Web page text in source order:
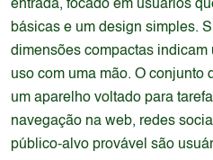
entrada, focado em usuários
básicas e um design simples.
dimensões compactas
uso com uma mão. O conjunto
um aparelho voltado para
navegação na web, redes
público-alvo provável são